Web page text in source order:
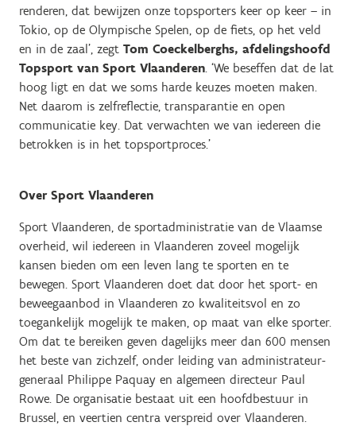
renderen, dat bewijzen onze topsporters keer op keer – in
Tokio, op de Olympische Spelen, op de fiets, op het veld
en in de zaal’, zegt Tom Coeckelberghs, afdelingshoofd
Topsport van Sport Vlaanderen. ‘We beseffen dat de lat
hoog ligt en dat we soms harde keuzes moeten maken.
Net daarom is zelfreflectie, transparantie en open
communicatie key. Dat verwachten we van iedereen die
betrokken is in het topsportproces.’
Over Sport Vlaanderen
Sport Vlaanderen, de sportadministratie van de Vlaamse
overheid, wil iedereen in Vlaanderen zoveel mogelijk
kansen bieden om een leven lang te sporten en te
bewegen. Sport Vlaanderen doet dat door het sport- en
beweegaanbod in Vlaanderen zo kwaliteitsvol en zo
toegankelijk mogelijk te maken, op maat van elke sporter.
Om dat te bereiken geven dagelijks meer dan 600 mensen
het beste van zichzelf, onder leiding van administrateur-
generaal Philippe Paquay en algemeen directeur Paul
Rowe. De organisatie bestaat uit een hoofdbestuur in
Brussel, en veertien centra verspreid over Vlaanderen.